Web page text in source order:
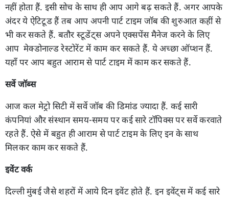
नहीं होता हैं. इसी सोच के साथ ही आप आगे बढ़ सकते हैं. अगर आपके
अंदर ये ऐटिटूड हैं तब आप अपनी पार्ट टाइम जॉब की शुरुआत कहीं से
भी कर सकते हैं. बतौर स्टूडेंट्स अपने एक्सपेंस मैनेज करने के लिए
आप मेक्डोनाल्ड रेस्टोरेंट में काम कर सकते हैं. ये अच्छा ऑप्शन हैं.
यहाँ पर आप बहुत आराम से पार्ट टाइम में काम कर सकते हैं.
सर्वे जॉब्स
आज कल मेट्रो सिटी में सर्वे जॉब की डिमांड ज्यादा हैं. कई सारी
कंपनियां और संस्थान समय-समय पर कई सारे टॉपिक्स पर सर्वे करवाते
रहते हैं. ऐसे में बहुत ही आराम से पार्ट टाइम के लिए इन के साथ
मिलकर काम कर सकते हैं.
इवेंट वर्क
दिल्ली मुंबई जैसे शहरों में आये दिन इवेंट होते हैं. इन इवेंट्स में कई सारे